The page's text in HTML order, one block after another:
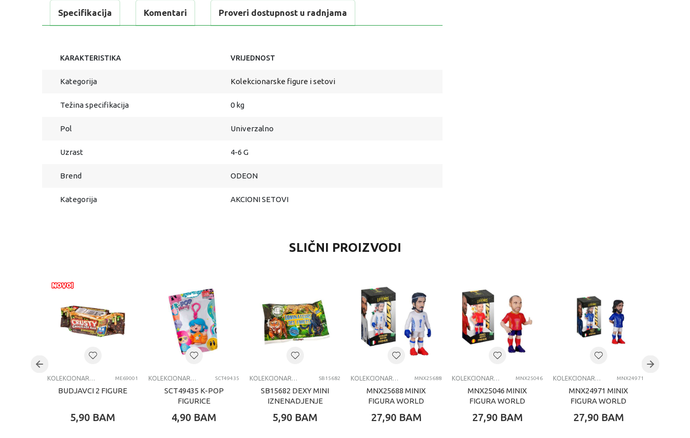
Specifikacija Komentari Proveri dostupnost u radnjama
KARAKTERISTIKA VRIJEDNOST
Kategorija Kolekcionarske figure i setovi
Težina specifikacija 0 kg
Pol Univerzalno
Uzrast 4-6 G
Brend ODEON
Kategorija AKCIONI SETOVI
SLIČNI PROIZVODI
KOLEKCIONARSKE FIGURE I SETOVI ME69001
BUDJAVCI 2 FIGURE
5,90 BAM
KOLEKCIONARSKE FIGURE I SETOVI SCT49435
SCT49435 K-POP
FIGURICE
4,90 BAM
KOLEKCIONARSKE FIGURE I SETOVI SB15682
SB15682 DEXY MINI
IZNENADJENJE
PREDATORI
5,90 BAM
KOLEKCIONARSKE FIGURE I SETOVI MNX25688
MNX25688 MINIX
FIGURA WORLD
BUFON
27,90 BAM
KOLEKCIONARSKE FIGURE I SETOVI MNX25046
MNX25046 MINIX
FIGURA WORLD
INIESTA
27,90 BAM
KOLEKCIONARSKE FIGURE I SETOVI MNX24971
MNX24971 MINIX
FIGURA WORLD
27,90 BAM